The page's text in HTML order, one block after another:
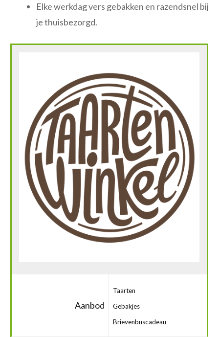
Elke werkdag vers gebakken en razendsnel bij
je thuisbezorgd.
Aanbod
Taarten
Gebakjes
Brievenbuscadeau